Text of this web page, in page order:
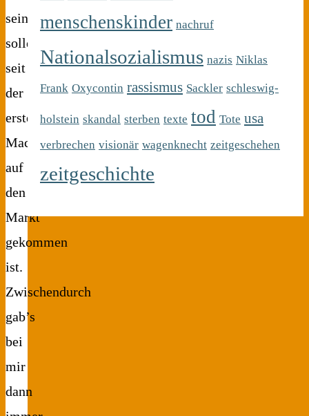
sein
sollen,
seit
der
erste
Mac
auf
den
Markt
gekommen
ist.
Zwischendurch
gab’s
bei
mir
dann
menschenskinder nachruf
Nationalsozialismus nazis Niklas
Frank Oxycontin rassismus Sackler schleswig-
holstein skandal sterben texte tod Tote usa
verbrechen visionär wagenknecht zeitgeschehen
zeitgeschichte